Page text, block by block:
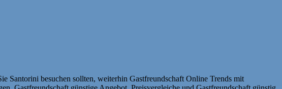
Santorini besuchen sollten, weiterhin Gastfreundschaft Online Trends mit